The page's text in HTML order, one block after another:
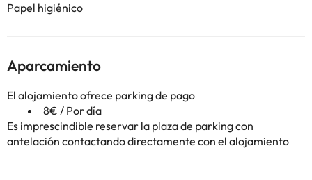
Papel higiénico
Aparcamiento
El alojamiento ofrece parking de pago
8€ / Por día
Es imprescindible reservar la plaza de parking con
antelación contactando directamente con el alojamiento